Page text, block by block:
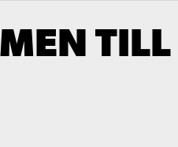
TILL